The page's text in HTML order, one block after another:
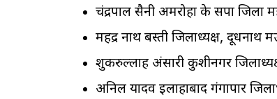
चंद्रपाल सैनी अमरोहा के सपा जिला
महेंद्र नाथ बस्ती जिलाध्यक्ष, दूधनाथ
शुकरुल्लाह अंसारी कुशीनगर
अनिल यादव इलाहाबाद गंगापार